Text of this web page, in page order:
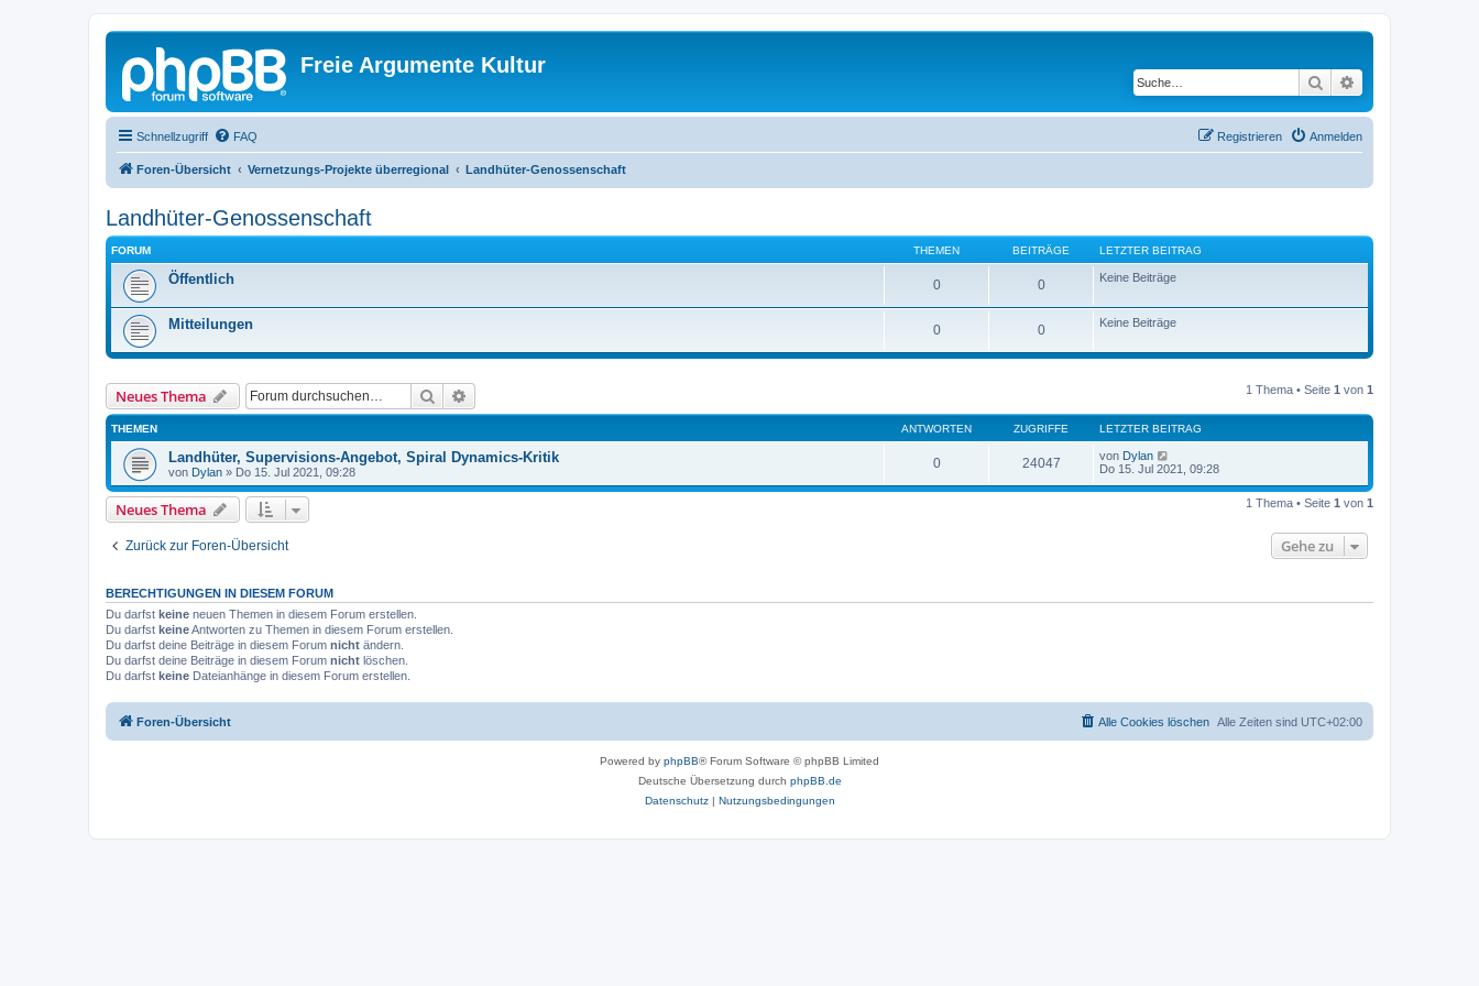
Freie Argumente Kultur
Suche
Schnellzugriff FAQ Anmelden
Registrieren
Foren-Übersicht Vernetzungs-Projekte überregional Landhüter-Genossenschaft
Landhüter-Genossenschaft
FORUM THEMEN BEITRÄGE LETZTER BEITRAG
Öffentlich 0 0 Keine Beiträge
Mitteilungen 0 0 Keine Beiträge
Neues Thema Suche 1 Thema • Seite 1 von 1
THEMEN ANTWORTEN ZUGRIFFE LETZTER BEITRAG
Landhüter, Supervisions-Angebot, Spiral Dynamics-Kritik
von Dylan » Do 15. Jul 2021, 09:28
0 24047 von Dylan
Do 15. Jul 2021, 09:28
Neues Thema 1 Thema • Seite 1 von 1
Zurück zur Foren-Übersicht Gehe zu
BERECHTIGUNGEN IN DIESEM FORUM
Du darfst keine neuen Themen in diesem Forum erstellen.
Du darfst keineAntworten zu Themen in diesem Forum erstellen.
Du darfst deine Beiträge in diesem Forum nicht ändern.
Du darfst deine Beiträge in diesem Forum nicht löschen.
Du darfst keine Dateianhänge in diesem Forum erstellen.
Foren-Übersicht Alle Zeiten sind UTC+02:00
Alle Cookies löschen
Powered by phpBB® Forum Software © phpBB Limited
Deutsche Übersetzung durch phpBB.de
Datenschutz| Nutzungsbedingungen